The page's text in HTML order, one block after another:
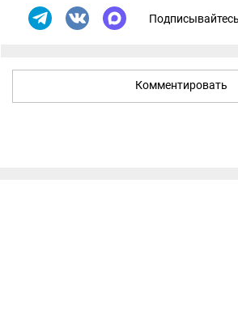
Комментировать